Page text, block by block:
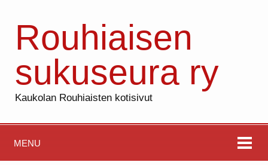
Rouhiaisen
sukuseura ry
Kaukolan Rouhiaisten kotisivut
MENU